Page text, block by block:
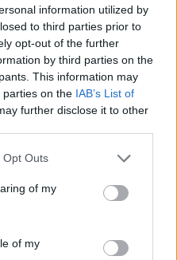
information utilized by
to third parties prior to
opt-out of the further
by third parties on the
This information may
parties on the IAB’s List of
further disclose it to other
Opt Outs
of my
of my